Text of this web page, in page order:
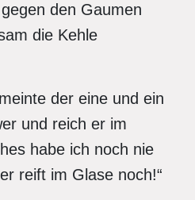
den Gaumen
die Kehle
der eine und ein
und reich er im
habe ich noch nie
reift im Glase noch!“